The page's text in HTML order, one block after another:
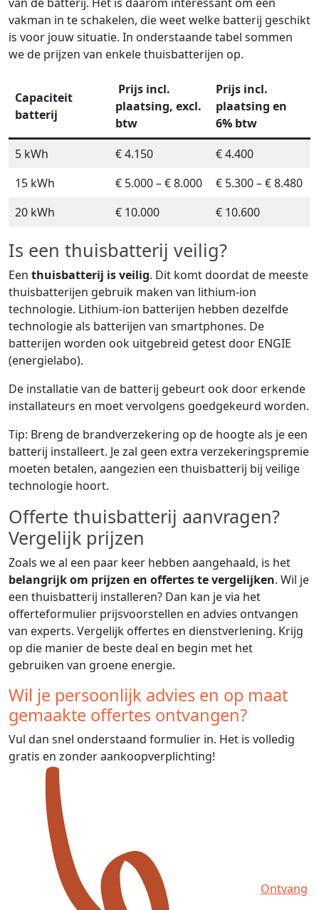
van de batterij. Het is daarom interessant om een
vakman in te schakelen, die weet welke batterij geschikt
is voor jouw situatie. In onderstaande tabel sommen
we de prijzen van enkele thuisbatterijen op.
Capaciteit
batterij
Prijs incl.
plaatsing, excl.
btw
Prijs incl.
plaatsing en
6% btw
5 kWh
€ 4.150
€ 4.400
15 kWh
€ 5.000 – € 8.000
€ 5.300 – € 8.480
20 kWh
€ 10.000 € 10.600
Is een thuisbatterij veilig?
Een thuisbatterij is veilig. Dit komt doordat de meeste
thuisbatterijen gebruik maken van lithium-ion
technologie. Lithium-ion batterijen hebben dezelfde
technologie als batterijen van smartphones. De
batterijen worden ook uitgebreid getest door ENGIE
(energielabo).
De installatie van de batterij gebeurt ook door erkende
installateurs en moet vervolgens goedgekeurd worden.
Tip: Breng de brandverzekering op de hoogte als je een
batterij installeert. Je zal geen extra verzekeringspremie
moeten betalen, aangezien een thuisbatterij bij veilige
technologie hoort.
Offerte thuisbatterij aanvragen?
Vergelijk prijzen
Zoals we al een paar keer hebben aangehaald, is het
belangrijk om prijzen en offertes te vergelijken. Wil je
een thuisbatterij installeren? Dan kan je via het
offerteformulier prijsvoorstellen en advies ontvangen
van experts. Vergelijk offertes en dienstverlening. Krijg
op die manier de beste deal en begin met het
gebruiken van groene energie.
Wil je persoonlijk advies en op maat
gemaakte offertes ontvangen?
Vul dan snel onderstaand formulier in. Het is volledig
gratis en zonder aankoopverplichting!
Ontvang